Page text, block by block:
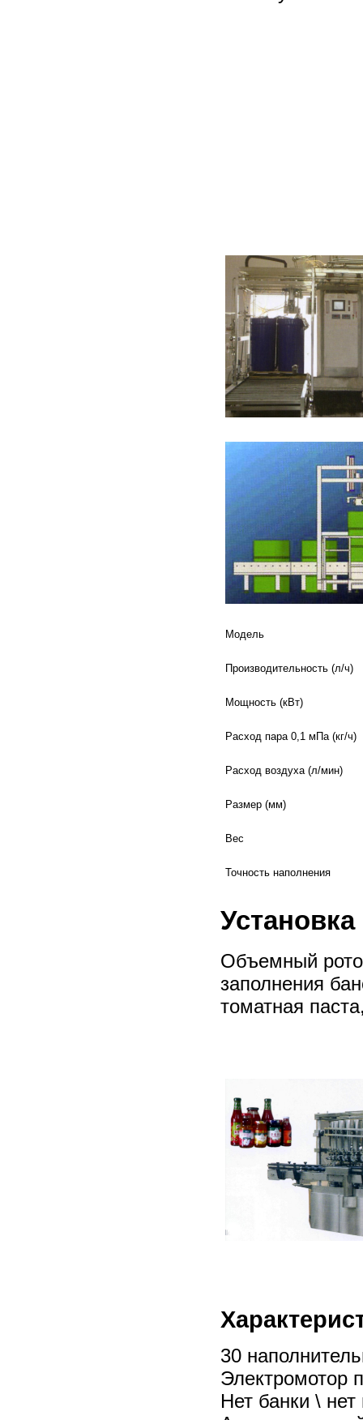
Модель
Производительность (л/ч)
Мощность (кВт)
Расход пара 0,1 мПа (кг/ч)
Расход воздуха (л/мин)
Размер (мм)
Вес
Точность наполнения
Объемный
заполнения
томатная
30
Электромотор
Нет банки \